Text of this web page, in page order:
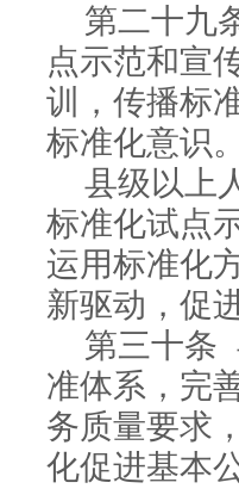
第二十九
点示范和宣
训，传播标
标准化意识
县级以上
标准化试点
运用标准化
新驱动，促
第三十条
准体系，完
务质量要求
化促进基本